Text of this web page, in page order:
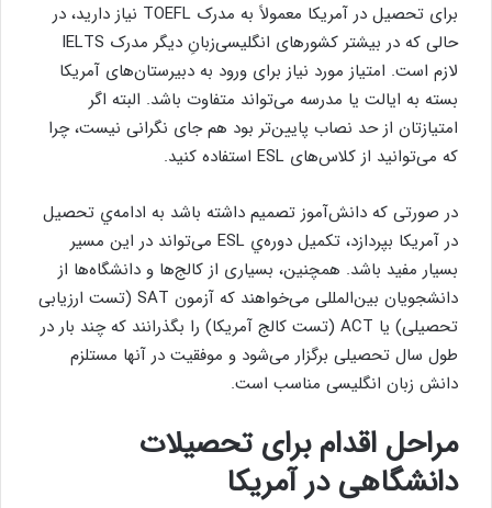
‌برای تحصیل در آمریکا معمولاً به مدرک TOEFL نیاز دارید، در
حالی که در بیشتر کشورهای انگلیسی‌زبانِ دیگر مدرک IELTS
لازم است. امتیاز مورد نیاز برای ورود به دبیرستان‌‌های آمریکا
بسته به ایالت یا مدرسه می‌تواند متفاوت باشد. البته اگر
امتیازتان از حد نصاب پایین‌تر بود هم جای نگرانی نیست، چرا
که می‌توانید از کلاس‌های ESL استفاده کنید.
در صورتی که دانش‌آموز تصمیم داشته باشد به ادامه‌ي تحصیل
در آمریکا بپردازد، تكميل دوره‌ي ESL می‌تواند در این مسیر
بسیار مفید باشد. همچنین، بسیاری از کالج‌ها و دانشگاه‌ها از
دانشجویان بین‌المللی می‌خواهند که آزمون‌ SAT (تست ارزیابی
تحصیلی) یا ACT (تست کالج آمریکا) را بگذرانند که چند بار در
طول سال تحصیلی برگزار می‌شود و موفقیت در آنها مستلزم
دانش زبان انگلیسی مناسب است.
مراحل اقدام برای تحصيلات
دانشگاهی در آمریکا